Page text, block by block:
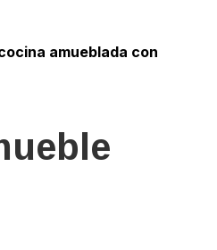
amueblada con